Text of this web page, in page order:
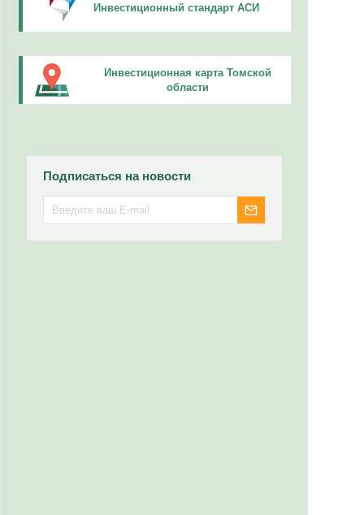
Инвестиционный стандарт АСИ
Инвестиционная карта Томской
области
Подписаться на новости